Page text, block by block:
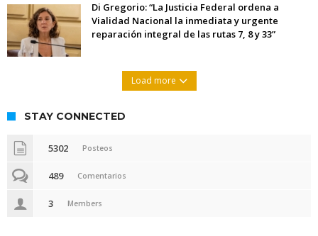
Di Gregorio: “La Justicia Federal ordena a
Vialidad Nacional la inmediata y urgente
reparación integral de las rutas 7, 8 y 33”
Load more
STAY CONNECTED
5302 Posteos
489 Comentarios
3 Members